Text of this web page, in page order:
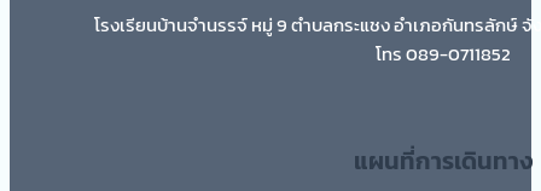
โรงเรียนบ้านจำนรรจ์ หมู่ 9 ตำบลกระแชง อำเภอกันทรลักษ์
โทร 089-0711852
แผนที่การเดินทาง